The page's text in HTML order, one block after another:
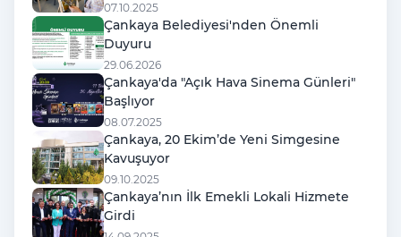
07.10.2025
Çankaya Belediyesi'nden Önemli
Duyuru
29.06.2026
Çankaya'da "Açık Hava Sinema Günleri"
Başlıyor
08.07.2025
Çankaya, 20 Ekim’de Yeni Simgesine
Kavuşuyor
09.10.2025
Çankaya’nın İlk Emekli Lokali Hizmete
Girdi